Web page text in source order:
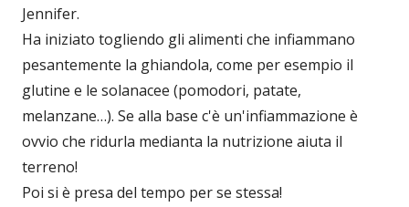
Jennifer.
Ha iniziato togliendo gli alimenti che infiammano
pesantemente la ghiandola, come per esempio il
glutine e le solanacee (pomodori, patate,
melanzane…). Se alla base c'è un'infiammazione è
ovvio che ridurla medianta la nutrizione aiuta il
terreno!
Poi si è presa del tempo per se stessa!